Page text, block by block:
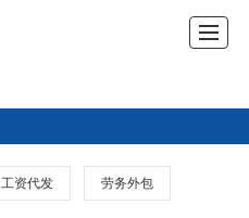
工资代发 劳务外包